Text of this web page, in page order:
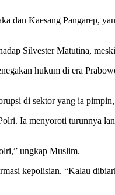
dan Kaesang Pangarep,
Silvester Matutina,
hukum di era
di sektor yang ia
Ia menyoroti turunnya
ungkap Muslim.
kepolisian. “Kalau